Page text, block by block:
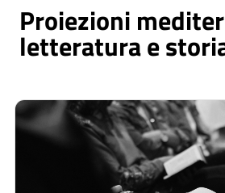
Proiezioni
letteratura e